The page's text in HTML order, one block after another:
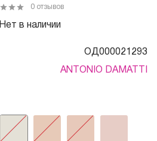
Нет в наличии
0 отзывов
ОД000021293
ANTONIO DAMATTI